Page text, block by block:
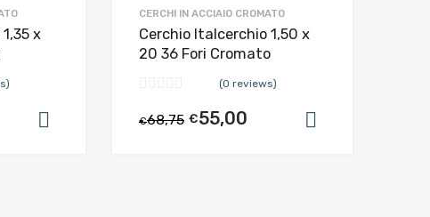
x
Aggiungi al carrello
CERCHI IN ACCIAIO CROMATO
Cerchio Italcerchio 1,50 x
20 36 Fori Cromato
(0 reviews)
€68,75 €55,00